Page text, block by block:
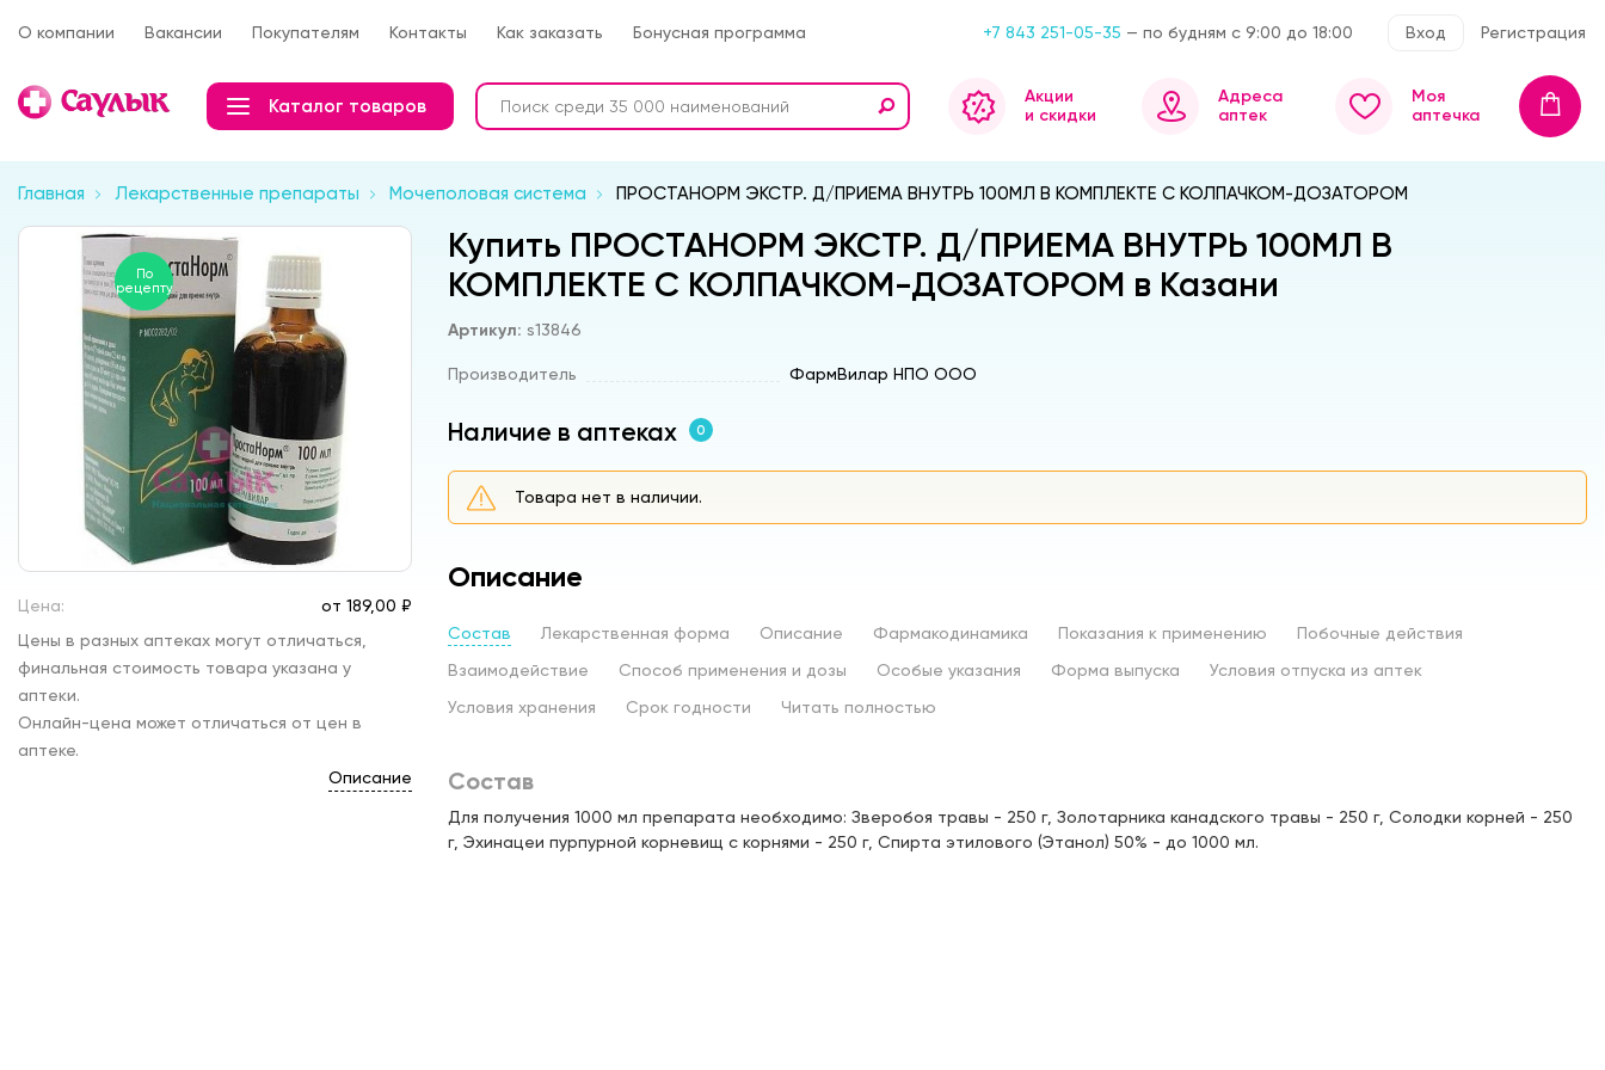
О компании Вакансии Покупателям Контакты Как заказать Бонусная программа +7 843 251-05-35 — по будням с 9:00 до 18:00 Вход Регистрация
Каталог товаров
Акции
и скидки
Адреса
аптек
Моя
аптечка
Главная Лекарственные препараты Мочеполовая система ПРОСТАНОРМ ЭКСТР. Д/ПРИЕМА ВНУТРЬ 100МЛ В КОМПЛЕКТЕ С КОЛПАЧКОМ-ДОЗАТОРОМ
По
рецепту
Цена: от 189,00 ₽
Цены в разных аптеках могут отличаться,
финальная стоимость товара указана у
аптеки.
Онлайн-цена может отличаться от цен в
аптеке.
Описание
Купить ПРОСТАНОРМ ЭКСТР. Д/ПРИЕМА ВНУТРЬ 100МЛ В
КОМПЛЕКТЕ С КОЛПАЧКОМ-ДОЗАТОРОМ в Казани
Артикул: s13846
Производитель ФармВилар НПО ООО
Наличие в аптеках 0
Товара нет в наличии.
Описание
Состав Лекарственная форма Описание Фармакодинамика Показания к применению
Побочные действия
Взаимодействие
Способ применения и дозы Особые указания Форма выпуска
Условия отпуска из аптек
Условия хранения
Срок годности Читать полностью
Состав
Для получения 1000 мл препарата необходимо: Зверобоя травы - 250 г, Золотарника канадского травы - 250 г, Солодки корней - 250
г, Эхинацеи пурпурной корневищ с корнями - 250 г, Спирта этилового (Этанол) 50% - до 1000 мл.